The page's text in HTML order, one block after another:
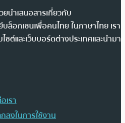
นำเสนอสารเกี่ยวกับ
ล็อกเชนเพื่อคนไทย ในภาษาไทย เรา
ต์และเว็บบอร์ดต่างประเทศและนำมา
เรา
ลงในการใช้งาน